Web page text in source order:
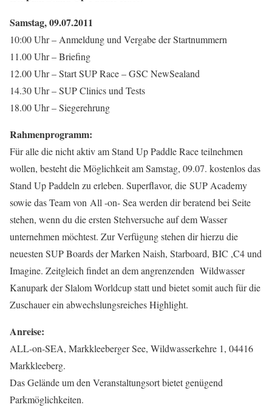
Samstag, 09.07.2011
10:00 Uhr – Anmeldung und Vergabe der Startnummern
11.00 Uhr – Briefing
12.00 Uhr – Start SUP Race – GSC NewSealand
14.30 Uhr – SUP Clinics und Tests
18.00 Uhr – Siegerehrung
Rahmenprogramm:
Für alle die nicht aktiv am Stand Up Paddle Race teilnehmen
wollen, besteht die Möglichkeit am Samstag, 09.07. kostenlos das
Stand Up Paddeln zu erleben. Superflavor, die SUP Academy
sowie das Team von All -on- Sea werden dir beratend bei Seite
stehen, wenn du die ersten Stehversuche auf dem Wasser
unternehmen möchtest. Zur Verfügung stehen dir hierzu die
neuesten SUP Boards der Marken Naish, Starboard, BIC ,C4 und
Imagine. Zeitgleich findet an dem angrenzenden Wildwasser
Kanupark der Slalom Worldcup statt und bietet somit auch für die
Zuschauer ein abwechslungsreiches Highlight.
Anreise:
ALL-on-SEA, Markkleeberger See, Wildwasserkehre 1, 04416
Markkleeberg.
Das Gelände um den Veranstaltungsort bietet genügend
Parkmöglichkeiten.